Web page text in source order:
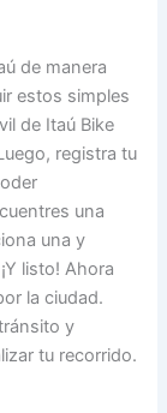
de manera
estos simples
de Itaú Bike
registra tu
una
una y
listo! Ahora
la ciudad.
y
tu recorrido.